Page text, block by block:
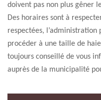
doivent pas non plus gêner
Des horaires sont à
respectées,
procéder à une taille de
toujours conseillé de vous
auprès de la municipalité